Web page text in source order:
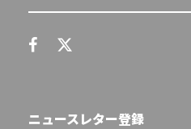
ニュースレター登録